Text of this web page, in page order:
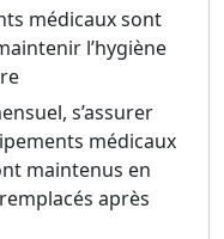
médicaux sont
l’hygiène
s’assurer
médicaux
maintenus en
après